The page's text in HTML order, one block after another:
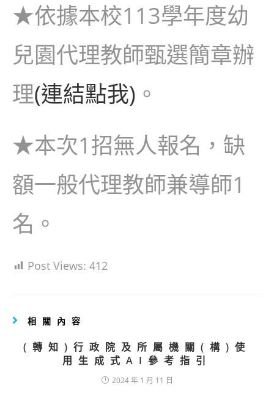
★依據本校113學年度幼
兒園代理教師甄選簡章辦
理(連結點我) 。
★本次1招無人報名，缺
額一般代理教師兼導師1
名。
Post Views: 412
相關內容
(轉知)行政院及所屬機關(構)使
用生成式AI參考指引
2024 年 1 月 11 日